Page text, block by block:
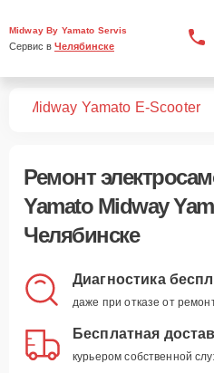
Midway By Yamato Servis
Сервис в Челябинске
Midway Yamato E-Scooter
Ремонт
Yamato Midway
Челябинске
Диагностика
даже при отказе от
Бесплатная
курьером собственной